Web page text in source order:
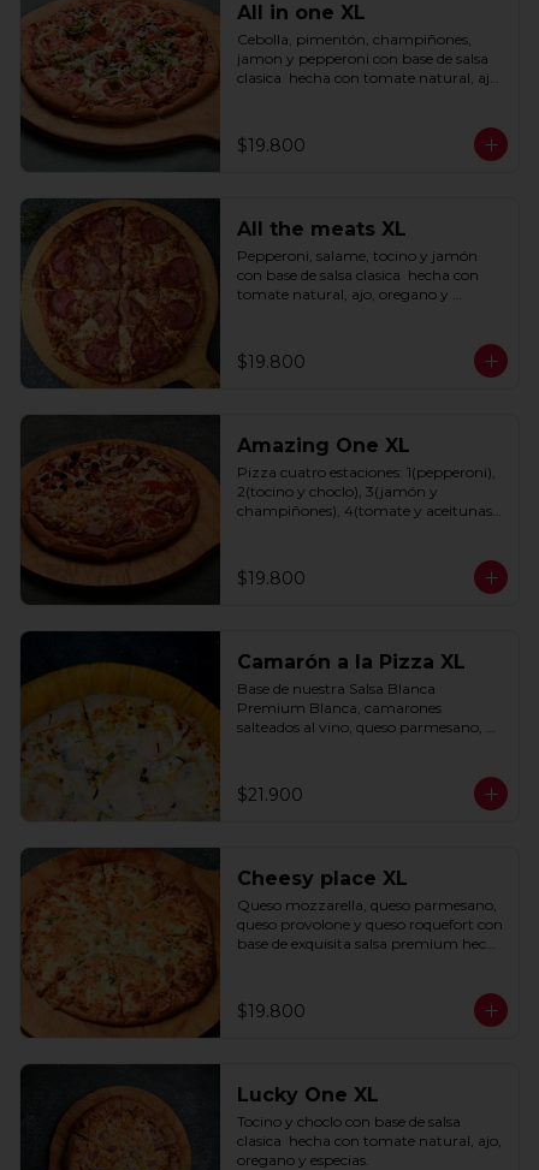
All in one XL
Cebolla, pimentón, champiñones,
jamon y pepperoni con base de salsa
clasica  hecha con tomate natural, ajo,
$19.800
All the meats XL
Pepperoni, salame, tocino y jamón
con base de salsa clasica  hecha con
tomate natural, ajo, oregano y
$19.800
Amazing One XL
Pizza cuatro estaciones: 1(pepperoni),
2(tocino y choclo), 3(jamón y
champiñones), 4(tomate y aceitunas
oregano y especias.
$19.800
Camarón a la Pizza XL
Base de nuestra Salsa Blanca
Premium Blanca, camarones
salteados al vino, queso parmesano,
$21.900
Cheesy place XL
Queso mozzarella, queso parmesano,
queso provolone y queso roquefort con
base de exquisita salsa premium hecha
$19.800
Lucky One XL
Tocino y choclo con base de salsa
clasica  hecha con tomate natural, ajo,
oregano y especias.